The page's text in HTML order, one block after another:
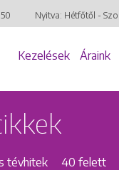
Nyitva: Hétfőtől -
Kezelések Áraink
tévhitek 40 felett